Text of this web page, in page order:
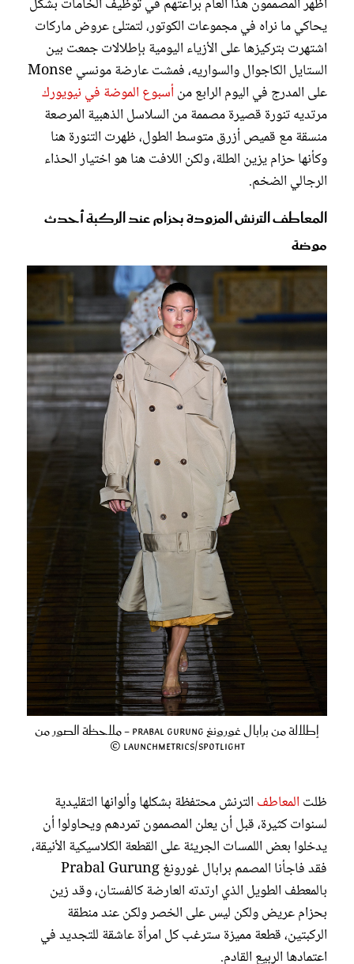
أظهر المصممون هذا العام براعتهم في توظيف الخامات بشكل
يحاكي ما نراه في مجموعات الكوتور، لتمتلئ عروض ماركات
اشتهرت بتركيزها على الأزياء اليومية بإطلالات جمعت بين
الستايل الكاجوال والسواريه، فمشت عارضة مونسي Monse
على المدرج في اليوم الرابع منأسبوع الموضة في نيويورك
مرتديه تنورة قصيرة مصممة من السلاسل الذهبية المرصعة
منسقة مع قميص أزرق متوسط الطول، ظهرت التنورة هنا
وكأنها حزام يزين الطلة، ولكن اللافت هنا هو اختيار الحذاء
الرجالي الضخم.
المعاطف الترنش المزودة بحزام عند الركبة أحدث
موضة
إطلالة من برابال غورونغ Prabal Gurung - ملاحظة الصور من
Launchmetrics/Spotlight ©
ظلت المعاطف الترنش محتفظة بشكلها وألوانها التقليدية
لسنوات كثيرة، قبل أن يعلن المصممون تمردهم ويحاولوا أن
يدخلوا بعض اللمسات الجريئة على القطعة الكلاسيكية الأنيقة،
فقد فاجأنا المصمم برابال غورونغ Prabal Gurung
بالمعطف الطويل الذي ارتدته العارضة كالفستان، وقد زين
بحزام عريض ولكن ليس على الخصر ولكن عند منطقة
الركبتين، قطعة مميزة سترغب كل امرأة عاشقة للتجديد في
اعتمادها الربيع القادم.